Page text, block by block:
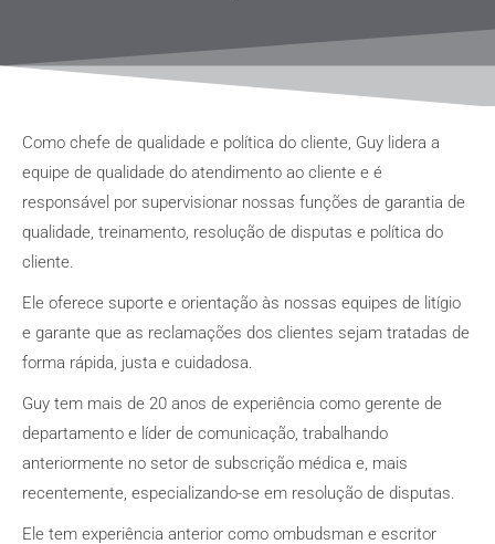
Como chefe de qualidade e política do cliente, Guy lidera a
equipe de qualidade do atendimento ao cliente e é
responsável por supervisionar nossas funções de garantia de
qualidade, treinamento, resolução de disputas e política do
cliente.
Ele oferece suporte e orientação às nossas equipes de litígio
e garante que as reclamações dos clientes sejam tratadas de
forma rápida, justa e cuidadosa.
Guy tem mais de 20 anos de experiência como gerente de
departamento e líder de comunicação, trabalhando
anteriormente no setor de subscrição médica e, mais
recentemente, especializando-se em resolução de disputas.
Ele tem experiência anterior como ombudsman e escritor